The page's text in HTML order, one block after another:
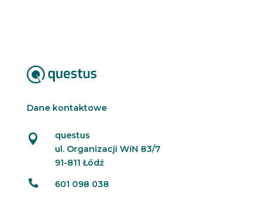
Dane kontaktowe

questus
ul. Organizacji WiN 83/7
91-811 Łódź
 601 098 038